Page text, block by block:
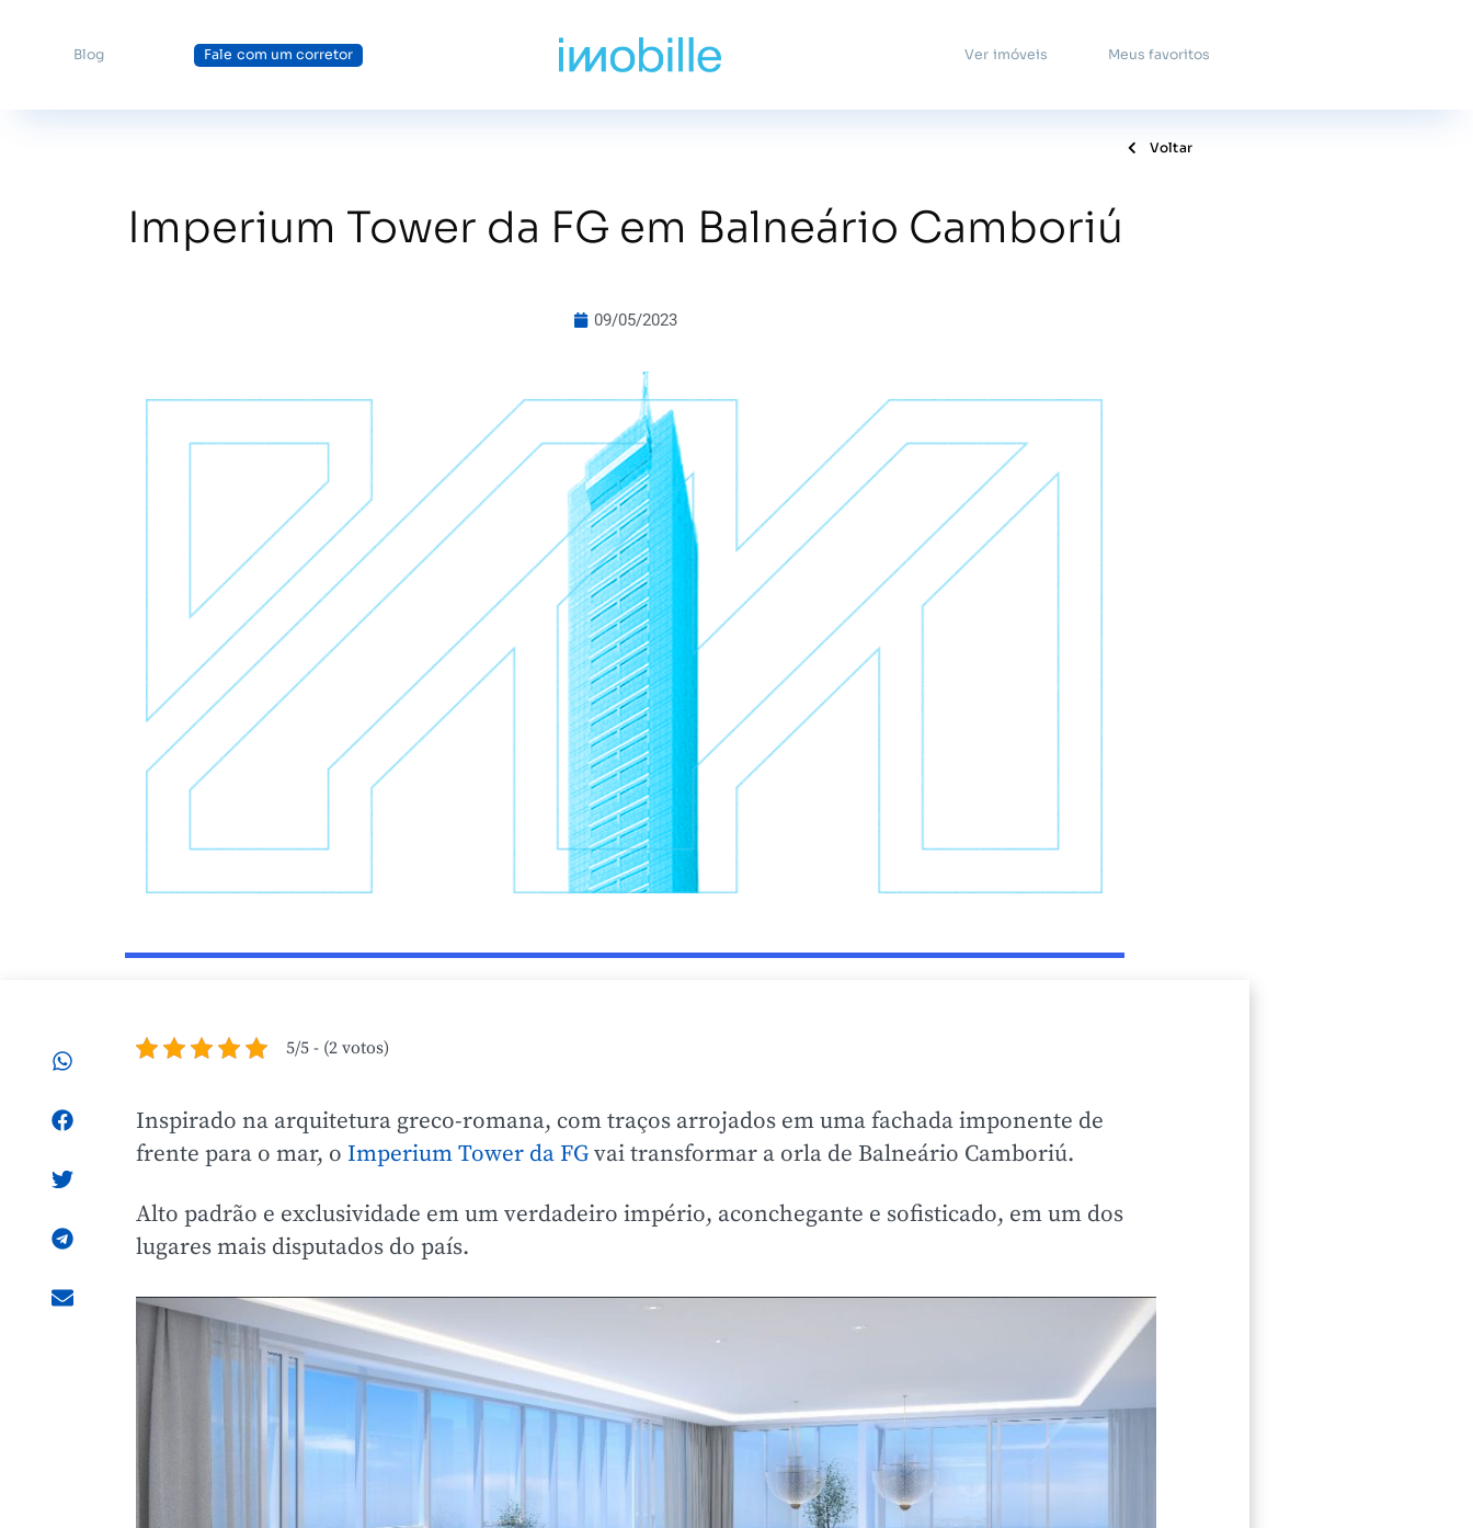
Blog Fale com um corretor Ver imóveis Meus favoritos
Voltar
Imperium Tower da FG em Balneário Camboriú
09/05/2023
5/5 - (2 votos)
Inspirado na arquitetura greco-romana, com traços arrojados em uma fachada imponente de
frente para o mar, o Imperium Tower da FGvai transformar a orla de Balneário Camboriú.
Alto padrão e exclusividade em um verdadeiro império, aconchegante e sofisticado, em um dos
lugares mais disputados do país.